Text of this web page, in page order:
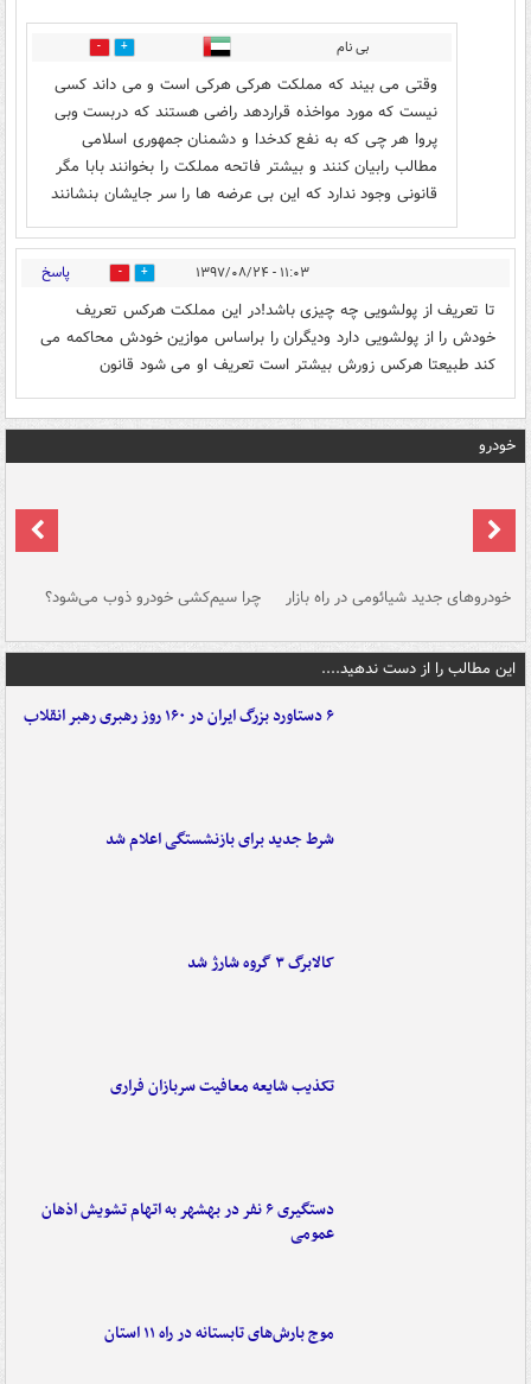
بی نام 8
وقتی می بیند که مملکت هرکی هرکی است و می داند کسی
نیست که مورد مواخذه قراردهد راضی هستند که دربست وبی
پروا هر چی که به نفع کدخدا و دشمنان جمهوری اسلامی
مطالب رابیان کنند و بیشتر فاتحه مملکت را بخوانند بابا مگر
قانونی وجود ندارد که این بی عرضه ها را سر جایشان بنشانند
۱۱:۰۳ - ۱۳۹۷/۰۸/۲۴ 0 پاسخ
تا تعریف از پولشویی چه چیزی باشد!در این مملکت هرکس تعریف
خودش را از پولشویی دارد ودیگران را براساس موازین خودش محاکمه می
کند طبیعتا هرکس زورش بیشتر است تعریف او می شود قانون
خودرو
خودروهای جدید شیائومی در راه بازار چرا سیم‌کشی خودرو ذوب می‌شود؟
این مطالب را از دست ندهید....
۶ دستاورد بزرگ ایران در ۱۶۰ روز رهبری رهبر انقلاب
شرط جدید برای بازنشستگی اعلام شد
کالابرگ ۳ گروه شارژ شد
تکذیب شایعه معافیت سربازان فراری
دستگیری ۶ نفر در بهشهر به اتهام تشویش اذهان
عمومی
موج بارش‌های تابستانه در راه ۱۱ استان